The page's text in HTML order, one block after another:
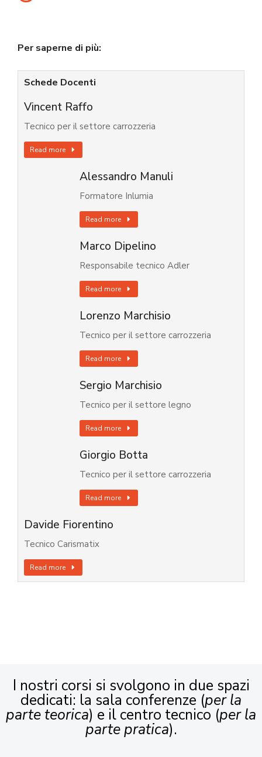
Per saperne di più:
Schede Docenti
Vincent Raffo
Tecnico per il settore carrozzeria
Read more
Alessandro Manuli
Formatore Inlumia
Read more
Marco Dipelino
Responsabile tecnico Adler
Read more
Lorenzo Marchisio
Tecnico per il settore carrozzeria
Read more
Sergio Marchisio
Tecnico per il settore legno
Read more
Giorgio Botta
Tecnico per il settore carrozzeria
Read more
Davide Fiorentino
Tecnico Carismatix
Read more
I nostri corsi si svolgono in due spazi
dedicati: la sala conferenze (per la
parte teorica) e il centro tecnico (per la
parte pratica).